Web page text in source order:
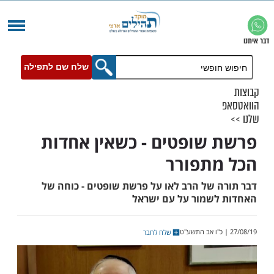
שלח שם לתפילה
שופטים - כשאין אחדות
של הרב לאו על פרשת שופטים - כוחה של
על עם ישראל